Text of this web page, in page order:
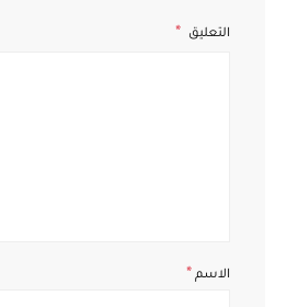
التعليق
الاسم *